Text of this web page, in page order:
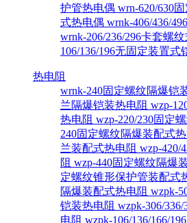
护管热电偶 wrn-620/630
式热电偶 wrnk-406/436/
wrnk-206/236/296卡套螺
106/136/196无固定装置式
热电阻
wrnk-240固定螺纹隔爆铠
兰隔爆铠装热电阻 wzp-
热电阻 wzp-220/230固定
240固定螺纹隔爆装配式
兰装配式热电阻 wzp-420/
阻 wzp-440固定螺纹隔爆
定螺纹锥形保护管装配式
隔爆装配式热电阻 wzpk-
铠装热电阻 wzpk-306/
电阻 wzpk-106/136/166/